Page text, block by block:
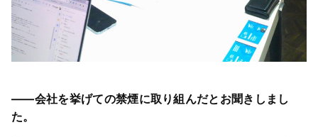
――会社を挙げての禁煙に取り組んだとお聞きしまし
た。